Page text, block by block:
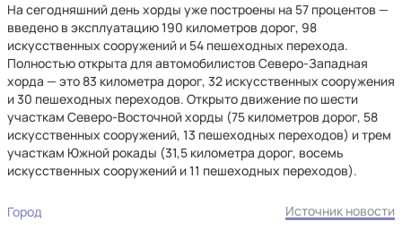
На сегодняшний день хорды уже построены на 57 процентов —
введено в эксплуатацию 190 километров дорог, 98
искусственных сооружений и 54 пешеходных перехода.
Полностью открыта для автомобилистов Северо-Западная
хорда — это 83 километра дорог, 32 искусственных сооружения
и 30 пешеходных переходов. Открыто движение по шести
участкам Северо-Восточной хорды (75 километров дорог, 58
искусственных сооружений, 13 пешеходных переходов) и трем
участкам Южной рокады (31,5 километра дорог, восемь
искусственных сооружений и 11 пешеходных переходов).
Город Источник новости